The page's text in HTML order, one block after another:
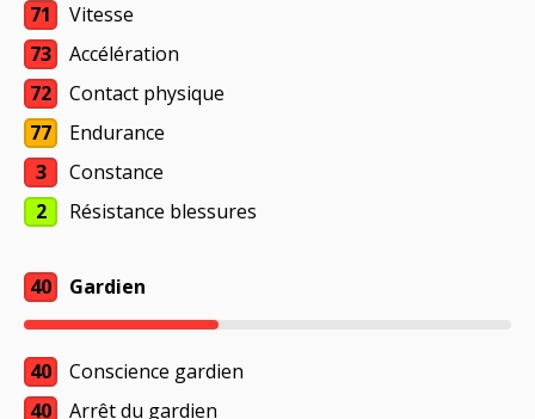
71
Vitesse
73
Accélération
72
Contact physique
77
Endurance
3
Constance
2
Résistance blessures
40 Gardien
40
Conscience gardien
40
Arrêt du gardien